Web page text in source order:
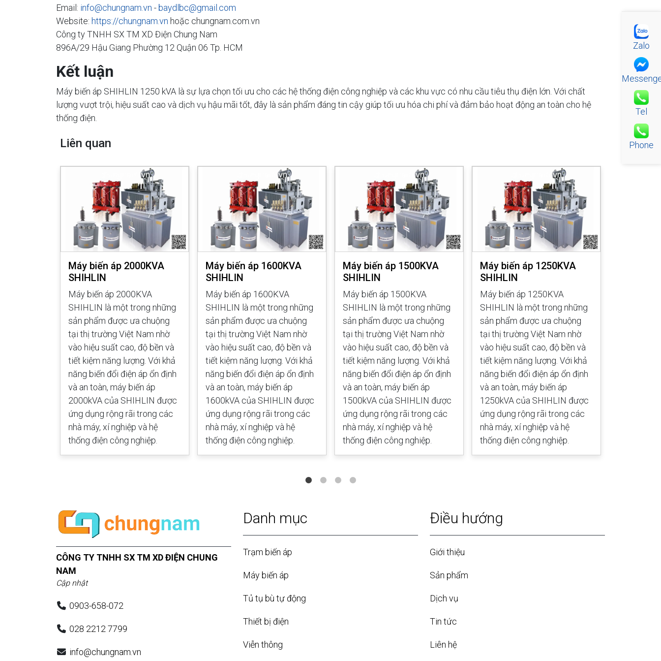
Email: info@chungnam.vn -baydlbc@gmail.com
Website: https://chungnam.vn hoặc chungnam.com.vn
Công ty TNHH SX TM XD Điện Chung Nam
896A/29 Hậu Giang Phường 12 Quận 06 Tp. HCM
Kết luận
Máy biến áp SHIHLIN 1250 kVA là sự lựa chọn tối ưu cho các hệ thống điện công nghiệp và các khu vực có nhu cầu tiêu thụ điện lớn. Với chất
lượng vượt trội, hiệu suất cao và dịch vụ hậu mãi tốt, đây là sản phẩm đáng tin cậy giúp tối ưu hóa chi phí và đảm bảo hoạt động an toàn cho hệ
thống điện.
Liên quan
Máy biến áp 2000KVA
SHIHLIN
Máy biến áp 2000KVA
SHIHLIN là một trong những
sản phẩm được ưa chuộng
tại thị trường Việt Nam nhờ
vào hiệu suất cao, độ bền và
tiết kiệm năng lượng. Với khả
năng biến đổi điện áp ổn định
và an toàn, máy biến áp
2000kVA của SHIHLIN được
ứng dụng rộng rãi trong các
nhà máy, xí nghiệp và hệ
thống điện công nghiệp.
Máy biến áp 1600KVA
SHIHLIN
Máy biến áp 1600KVA
SHIHLIN là một trong những
sản phẩm được ưa chuộng
tại thị trường Việt Nam nhờ
vào hiệu suất cao, độ bền và
tiết kiệm năng lượng. Với khả
năng biến đổi điện áp ổn định
và an toàn, máy biến áp
1600kVA của SHIHLIN được
ứng dụng rộng rãi trong các
nhà máy, xí nghiệp và hệ
thống điện công nghiệp.
Máy biến áp 1500KVA
SHIHLIN
Máy biến áp 1500KVA
SHIHLIN là một trong những
sản phẩm được ưa chuộng
tại thị trường Việt Nam nhờ
vào hiệu suất cao, độ bền và
tiết kiệm năng lượng. Với khả
năng biến đổi điện áp ổn định
và an toàn, máy biến áp
1500kVA của SHIHLIN được
ứng dụng rộng rãi trong các
nhà máy, xí nghiệp và hệ
thống điện công nghiệp.
Máy biến áp 1250KVA
SHIHLIN
Máy biến áp 1250KVA
SHIHLIN là một trong những
sản phẩm được ưa chuộng
tại thị trường Việt Nam nhờ
vào hiệu suất cao, độ bền và
tiết kiệm năng lượng. Với khả
năng biến đổi điện áp ổn định
và an toàn, máy biến áp
1250kVA của SHIHLIN được
ứng dụng rộng rãi trong các
nhà máy, xí nghiệp và hệ
thống điện công nghiệp.
CÔNG TY TNHH SX TM XD ĐIỆN CHUNG
NAM
Cập nhật
0903-658-072
028 2212 7799
info@chungnam.vn
Danh mục
Trạm biến áp
Máy biến áp
Tủ tụ bù tự động
Thiết bị điện
Viễn thông
Điều hướng
Giới thiệu
Sản phẩm
Dịch vụ
Tin tức
Liên hệ
Zalo
Tel
Phone